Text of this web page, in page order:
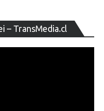
– TransMedia.cl
de